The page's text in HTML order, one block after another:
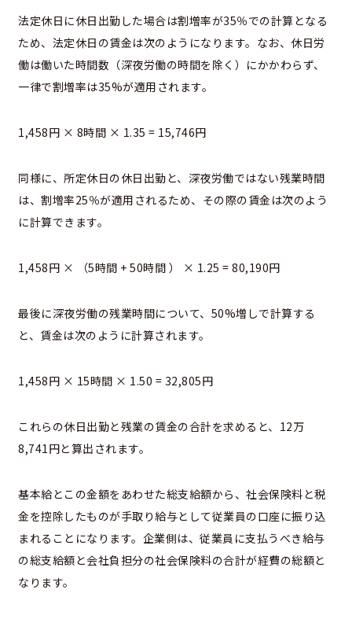
法定休日に休日出勤した場合は割増率が35％での計算となる
ため、法定休日の賃金は次のようになります。なお、休日労
働は働いた時間数（深夜労働の時間を除く）にかかわらず、
一律で割増率は35%が適用されます。
1,458円 × 8時間 × 1.35 = 15,746円
同様に、所定休日の休日出勤と、深夜労働ではない残業時間
は、割増率25％が適用されるため、その際の賃金は次のよう
に計算できます。
1,458円 × （5時間 + 50時間 ） × 1.25 = 80,190円
最後に深夜労働の残業時間について、50%増しで計算する
と、賃金は次のように計算されます。
1,458円 × 15時間 × 1.50 = 32,805円
これらの休日出勤と残業の賃金の合計を求めると、12万
8,741円と算出されます。
基本給とこの金額をあわせた総支給額から、社会保険料と税
金を控除したものが手取り給与として従業員の口座に振り込
まれることになります。企業側は、従業員に支払うべき給与
の総支給額と会社負担分の社会保険料の合計が経費の総額と
なります。